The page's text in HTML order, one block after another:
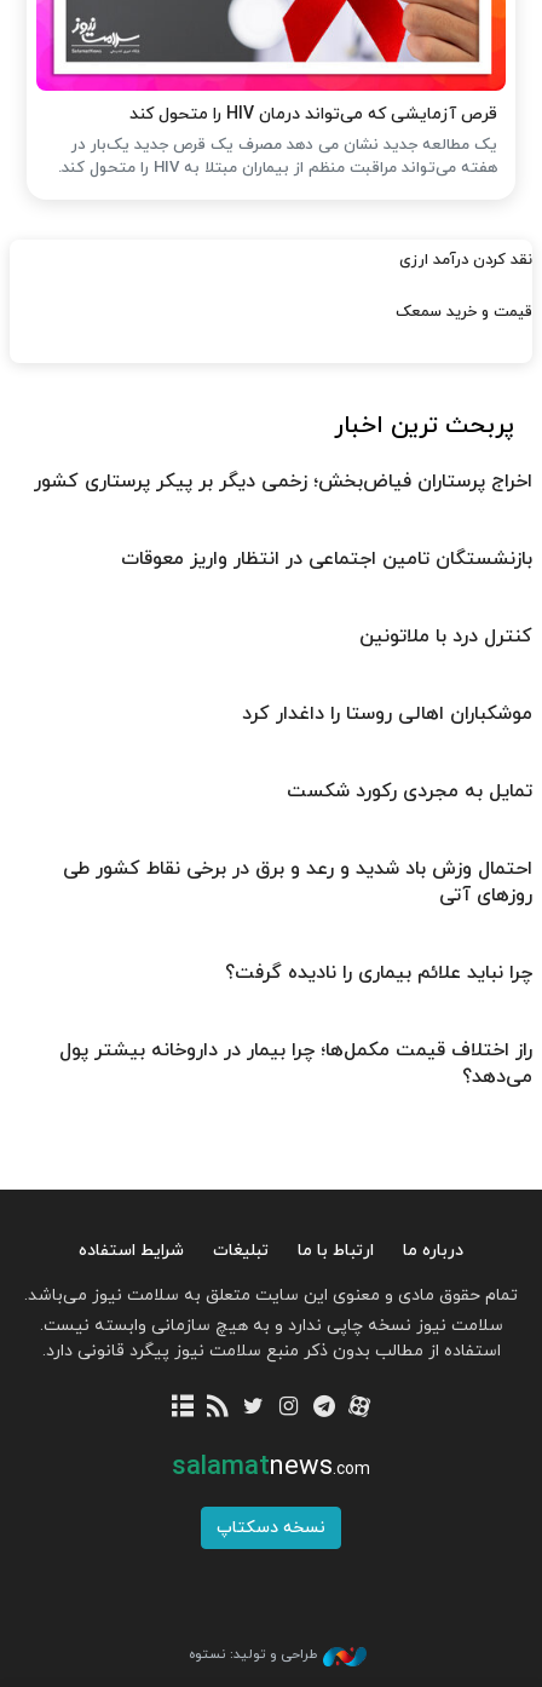
قرص آزمایشی که می‌تواند درمان HIV را متحول کند
یک مطالعه جدید نشان می دهد مصرف یک قرص جدید یک‌بار در
هفته می‌تواند مراقبت منظم از بیماران مبتلا به HIV را متحول کند.
نقد کردن درآمد ارزی
قیمت و خرید سمعک
پربحث ترین اخبار
اخراج پرستاران فیاض‌بخش؛ زخمی دیگر بر پیکر پرستاری کشور
بازنشستگان تامین اجتماعی در انتظار واریز معوقات
کنترل درد با ملاتونین
موشکباران اهالی روستا را داغدار کرد
تمایل به مجردی رکورد شکست
احتمال وزش باد شدید و رعد و برق در برخی نقاط کشور طی
روزهای آتی
چرا نباید علائم بیماری را نادیده گرفت؟
راز اختلاف قیمت مکمل‌ها؛ چرا بیمار در داروخانه بیشتر پول
می‌دهد؟
درباره ما ارتباط با ما تبلیغات
شرایط استفاده
تمام حقوق مادی و معنوی این سایت متعلق به سلامت نیوز می‌باشد.
سلامت نیوز نسخه چاپی ندارد و به هیچ سازمانی وابسته نیست.
استفاده از مطالب بدون ذکر منبع سلامت نیوز پیگرد قانونی دارد.
salamatnews.com
نسخه دسکتاپ
طراحی و تولید: نستوه